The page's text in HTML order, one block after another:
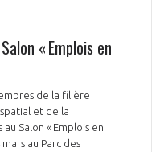
« Emplois en
de la filière
et de la
Salon « Emplois en
au Parc des